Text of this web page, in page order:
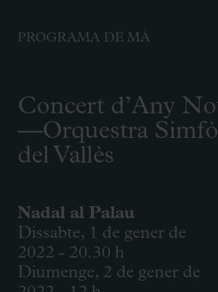
PROGRAMA DE MÀ
Concert d’Any
—Orquestra
del Vallès
Nadal al Palau
Dissabte, 1 de gener de
2022 - 20.30 h
Diumenge, 2 de gener de